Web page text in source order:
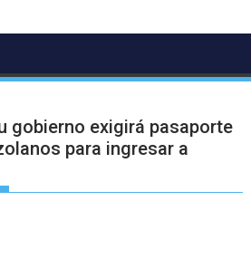
gobierno exigirá pasaporte
para ingresar a